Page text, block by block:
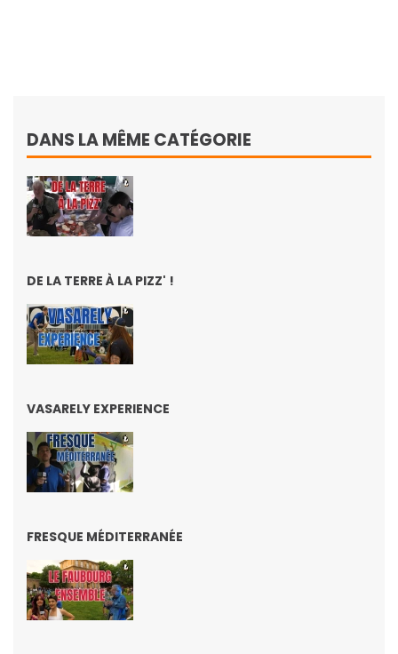
DANS LA MÊME CATÉGORIE
DE LA TERRE À LA PIZZ' !
VASARELY EXPERIENCE
FRESQUE MÉDITERRANÉE